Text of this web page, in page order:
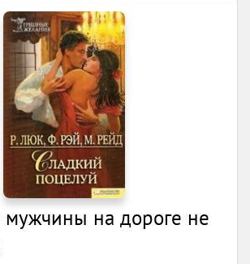
на дороге не